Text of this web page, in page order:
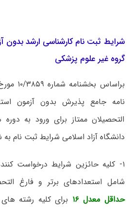
شرایط ثبت نام کارشناسی ارشد بدون
گروه غیر علوم پزشکی
نامه جامع پذیرش بدون آزمون
التحصیلان ممتاز برای ورود به
دانشگاه آزاد اسلامی شرایط ثبت نام
۱- کلیه حائزین شرایط درخواست
شامل استعدادهای برتر و فارغ
حداقل معدل ۱۶
برای کلیه رشته